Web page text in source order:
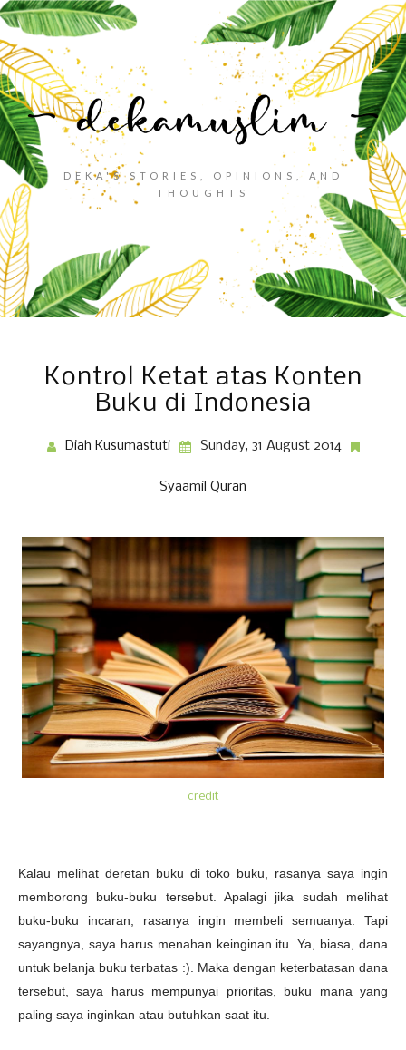
DEKA'S STORIES, OPINIONS, AND
THOUGHTS
Kontrol Ketat atas Konten
Buku di Indonesia
Diah Kusumastuti Sunday, 31 August 2014
Syaamil Quran
credit
Kalau melihat deretan buku di toko buku, rasanya saya ingin
memborong buku-buku tersebut. Apalagi jika sudah melihat
buku-buku incaran, rasanya ingin membeli semuanya. Tapi
sayangnya, saya harus menahan keinginan itu. Ya, biasa, dana
untuk belanja buku terbatas :). Maka dengan keterbatasan dana
tersebut, saya harus mempunyai prioritas, buku mana yang
paling saya inginkan atau butuhkan saat itu.